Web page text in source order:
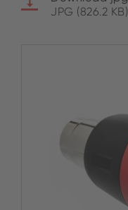
JPG (826.2 KB)